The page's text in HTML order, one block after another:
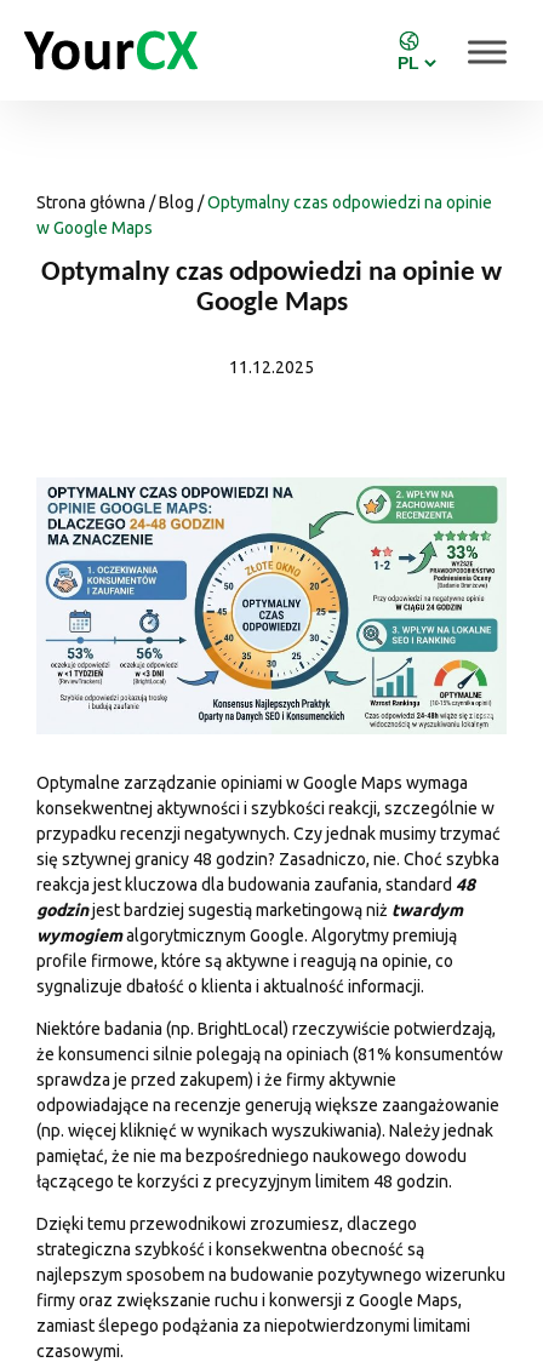
Strona główna /Blog /Optymalny czas odpowiedzi na opinie
w Google Maps
Optymalny czas odpowiedzi na opinie w
Google Maps
11.12.2025
Optymalne zarządzanie opiniami w Google Maps wymaga
konsekwentnej aktywności i szybkości reakcji, szczególnie w
przypadku recenzji negatywnych. Czy jednak musimy trzymać
się sztywnej granicy 48 godzin? Zasadniczo, nie. Choć szybka
reakcja jest kluczowa dla budowania zaufania, standard 48
godzinjest bardziej sugestią marketingową niż twardym
wymogiemalgorytmicznym Google. Algorytmy premiują
profile firmowe, które są aktywne i reagują na opinie, co
sygnalizuje dbałość o klienta i aktualność informacji.
Niektóre badania (np. BrightLocal) rzeczywiście potwierdzają,
że konsumenci silnie polegają na opiniach (81% konsumentów
sprawdza je przed zakupem) i że firmy aktywnie
odpowiadające na recenzje generują większe zaangażowanie
(np. więcej kliknięć w wynikach wyszukiwania). Należy jednak
pamiętać, że nie ma bezpośredniego naukowego dowodu
łączącego te korzyści z precyzyjnym limitem 48 godzin.
Dzięki temu przewodnikowi zrozumiesz, dlaczego
strategiczna szybkość i konsekwentna obecność są
najlepszym sposobem na budowanie pozytywnego wizerunku
firmy oraz zwiększanie ruchu i konwersji z Google Maps,
zamiast ślepego podążania za niepotwierdzonymi limitami
czasowymi.